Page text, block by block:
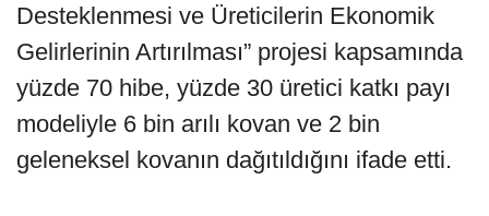
Desteklenmesi ve Üreticilerin Ekonomik
Gelirlerinin Artırılması” projesi kapsamında
yüzde 70 hibe, yüzde 30 üretici katkı payı
modeliyle 6 bin arılı kovan ve 2 bin
geleneksel kovanın dağıtıldığını ifade etti.